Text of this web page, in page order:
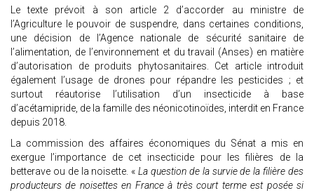
Le texte prévoit à son article 2 d’accorder au ministre de
l’Agriculture le pouvoir de suspendre, dans certaines conditions,
une décision de l’Agence nationale de sécurité sanitaire de
l’alimentation, de l’environnement et du travail (Anses) en matière
d’autorisation de produits phytosanitaires. Cet article introduit
également l’usage de drones pour répandre les pesticides ; et
surtout réautorise l’utilisation d’un insecticide à base
d’acétamipride, de la famille des néonicotinoïdes, interdit en France
depuis 2018.
La commission des affaires économiques du Sénat a mis en
exergue l’importance de cet insecticide pour les filières de la
betterave ou de la noisette. « La question de la survie de la filière des
producteurs de noisettes en France à très court terme est posée si